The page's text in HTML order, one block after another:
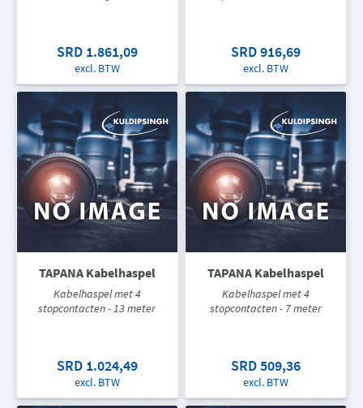
SRD 1.861,09
excl. BTW
SRD 916,69
excl. BTW
TAPANA Kabelhaspel
Kabelhaspel met 4
stopcontacten - 13 meter
SRD 1.024,49
excl. BTW
TAPANA Kabelhaspel
Kabelhaspel met 4
stopcontacten - 7 meter
SRD 509,36
excl. BTW